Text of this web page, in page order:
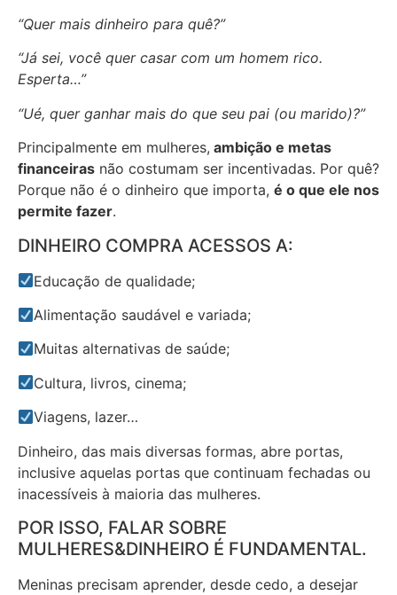
“Quer mais dinheiro para quê?”
“Já sei, você quer casar com um homem rico.
Esperta…”
“Ué, quer ganhar mais do que seu pai (ou marido)?”
Principalmente em mulheres, ambição e metas
financeiras não costumam ser incentivadas. Por quê?
Porque não é o dinheiro que importa, é o que ele nos
permite fazer.
DINHEIRO COMPRA ACESSOS A:
Educação de qualidade;
Alimentação saudável e variada;
Muitas alternativas de saúde;
Cultura, livros, cinema;
Viagens, lazer…
Dinheiro, das mais diversas formas, abre portas,
inclusive aquelas portas que continuam fechadas ou
inacessíveis à maioria das mulheres.
POR ISSO, FALAR SOBRE
MULHERES&DINHEIRO É FUNDAMENTAL. ​
Meninas precisam aprender, desde cedo, a desejar